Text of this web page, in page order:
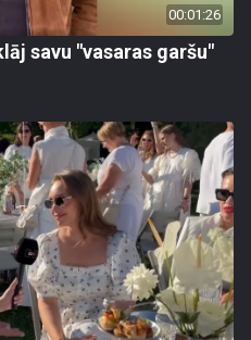
00:01:26
savu "vasaras garšu"